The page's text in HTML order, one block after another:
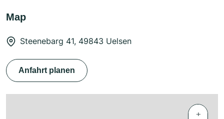
Map
Steenebarg 41, 49843 Uelsen
Anfahrt planen
+